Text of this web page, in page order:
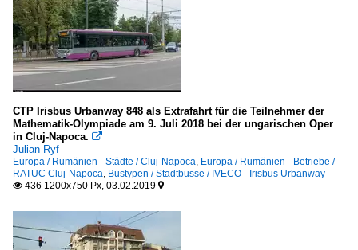
CTP Irisbus Urbanway 848 als Extrafahrt für die Teilnehmer der
Mathematik-Olympiade am 9. Juli 2018 bei der ungarischen Oper
in Cluj-Napoca. 
Julian Ryf
Europa / Rumänien - Städte / Cluj-Napoca, Europa / Rumänien - Betriebe /
RATUC Cluj-Napoca, Bustypen / Stadtbusse / IVECO - Irisbus Urbanway
 436 1200x750 Px, 03.02.2019 